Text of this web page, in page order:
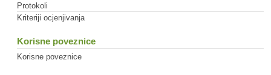
Protokoli
Kriteriji ocjenjivanja
Korisne poveznice
Korisne poveznice